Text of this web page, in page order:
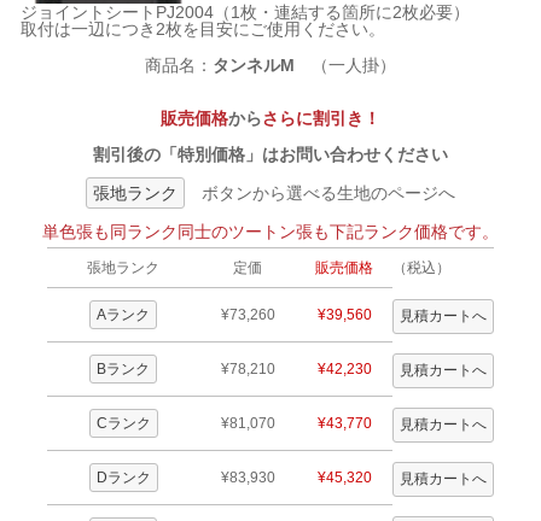
ジョイントシートPJ2004（1枚・連結する箇所に2枚必要）
取付は一辺につき2枚を目安にご使用ください。
商品名： タンネルM （一人掛）
販売価格からさらに割引き！
割引後の「特別価格」はお問い合わせください
張地ランク
ボタンから選べる生地のページへ
単色張も同ランク同士のツートン張も下記ランク価格です。
張地ランク 定価 販売価格 （税込）
Aランク ¥73,260 ¥39,560
Bランク ¥78,210 ¥42,230
Cランク ¥81,070 ¥43,770
Dランク ¥83,930 ¥45,320